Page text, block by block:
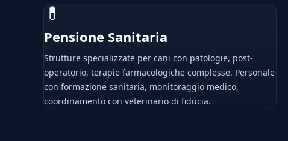
💊
Pensione Sanitaria
Strutture specializzate per cani con patologie, post-
operatorio, terapie farmacologiche complesse. Personale
con formazione sanitaria, monitoraggio medico,
coordinamento con veterinario di fiducia.